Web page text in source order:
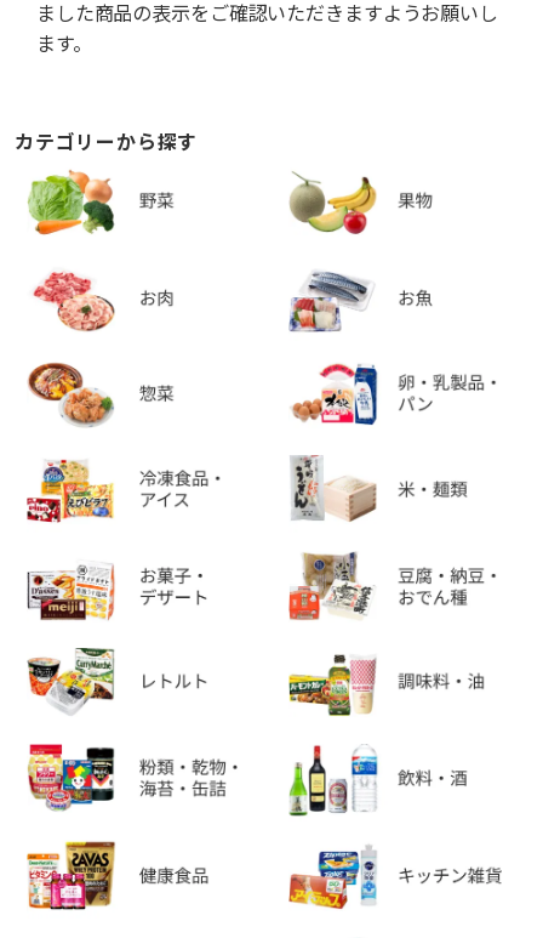
ました商品の表示をご確認いただきますようお願いし
ます。
カテゴリーから探す